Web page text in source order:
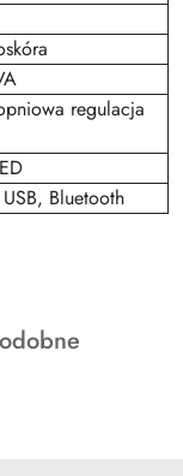
regulacja
Bluetooth